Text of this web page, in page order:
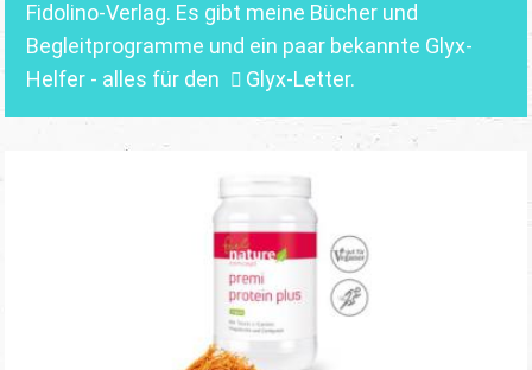
Fidolino-Verlag. Es gibt meine Bücher und
Begleitprogramme und ein paar bekannte Glyx-
Helfer - alles für den
Glyx-Letter.